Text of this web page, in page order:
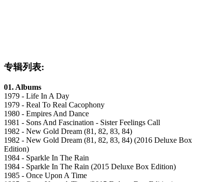
专辑列表:
01. Albums
1979 - Life In A Day
1979 - Real To Real Cacophony
1980 - Empires And Dance
1981 - Sons And Fascination - Sister Feelings Call
1982 - New Gold Dream (81, 82, 83, 84)
1982 - New Gold Dream (81, 82, 83, 84) (2016 Deluxe Box
Edition)
1984 - Sparkle In The Rain
1984 - Sparkle In The Rain (2015 Deluxe Box Edition)
1985 - Once Upon A Time